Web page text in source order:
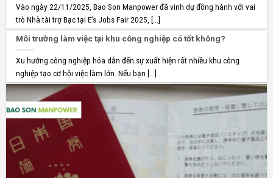
Vào ngày 22/11/2025, Bao Son Manpower đã vinh dự đồng hành với vai
trò Nhà tài trợ Bạc tại E’s Jobs Fair 2025, [...]
Môi trường làm việc tại khu công nghiệp có tốt không?
Xu hướng công nghiệp hóa dẫn đến sự xuất hiện rất nhiều khu công
nghiệp tạo cơ hội việc làm lớn. Nếu bạn [...]